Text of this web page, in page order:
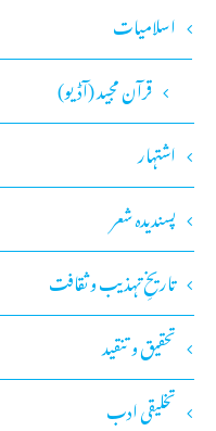
اسلامیات
قرآن مجید (آڈیو)
اشتہار
پسندیدہ شعر
تاریخِ تہذیب و ثقافت
تحقیق و تنقید
تخلیقی ادب